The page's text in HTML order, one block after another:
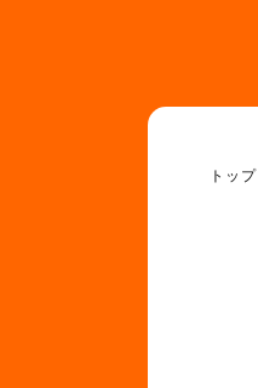
トップ